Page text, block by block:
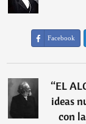
Facebook
“EL
ideas
con